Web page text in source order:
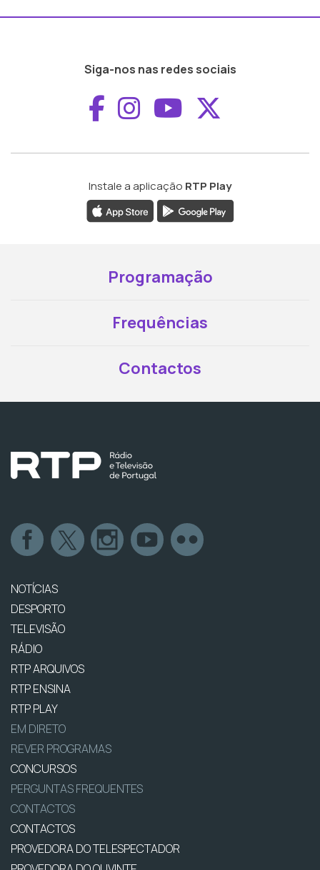
Siga-nos nas redes sociais
Aceder ao
Aceder ao
Aceder ao
Instale a aplicação RTP Play
Programação
Frequências
Contactos
NOTÍCIAS
DESPORTO
TELEVISÃO
RÁDIO
RTP ARQUIVOS
RTP ENSINA
RTP PLAY
EM DIRETO
REVER PROGRAMAS
CONCURSOS
PERGUNTAS FREQUENTES
CONTACTOS
CONTACTOS
PROVEDORA DO TELESPECTADOR